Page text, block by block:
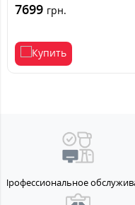
7699 грн.
Профессиональное